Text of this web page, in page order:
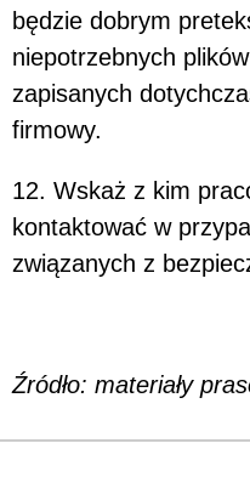
będzie dobrym
niepotrzebnych
zapisanych
firmowy.
12. Wskaż z kim
kontaktować w
związanych z
Źródło: materiały